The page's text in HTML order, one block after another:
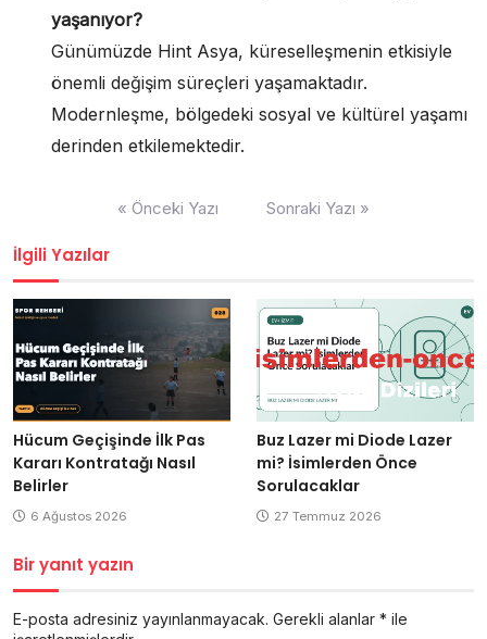
yaşanıyor?
Günümüzde Hint Asya, küreselleşmenin etkisiyle
önemli değişim süreçleri yaşamaktadır.
Modernleşme, bölgedeki sosyal ve kültürel yaşamı
derinden etkilemektedir.
« Önceki Yazı Sonraki Yazı »
İlgili Yazılar
Hücum Geçişinde İlk Pas
Kararı Kontratağı Nasıl
Belirler
6 Ağustos 2026
Buz Lazer mi Diode Lazer
mi? İsimlerden Önce
Sorulacaklar
27 Temmuz 2026
Bir yanıt yazın
E-posta adresiniz yayınlanmayacak. Gerekli alanlar * ile